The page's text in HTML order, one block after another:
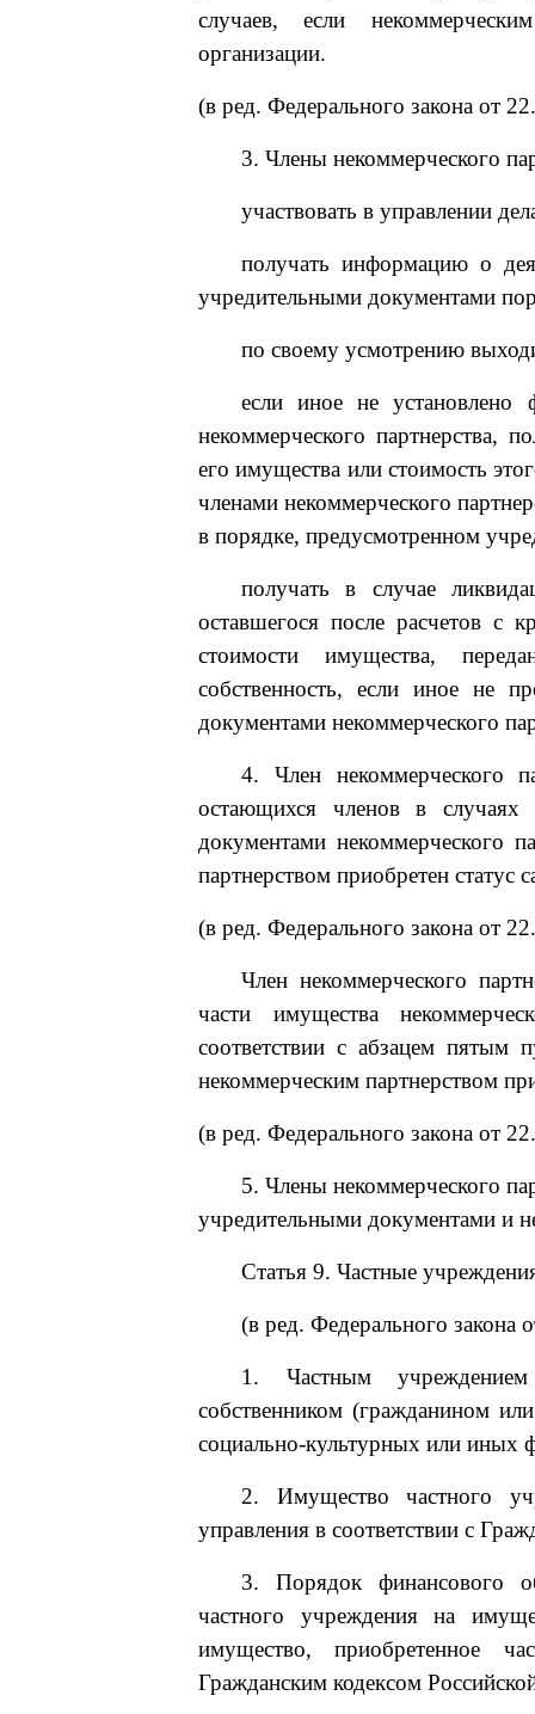
случаев, если
организации.
(в ред. Федерального закона от
3. Члены некоммерческого
участвовать в управлении
получать информацию о
учредительными документами
по своему усмотрению
если иное не установлено
некоммерческого партнерства,
его имущества или стоимость
членами некоммерческого
в порядке, предусмотренном
получать в случае
оставшегося после расчетов с
стоимости имущества,
собственность, если иное не
документами некоммерческого
4. Член некоммерческого
остающихся членов в
документами некоммерческого
партнерством приобретен статус
(в ред. Федерального закона от
Член некоммерческого
части имущества
соответствии с абзацем пятым
некоммерческим партнерством
(в ред. Федерального закона от
5. Члены некоммерческого
учредительными документами и
Статья 9. Частные
(в ред. Федерального
1. Частным учреждением
собственником (гражданином
социально-культурных или иных
2. Имущество частного
управления в соответствии с
3. Порядок финансового
частного учреждения на
имущество, приобретенное
Гражданским кодексом